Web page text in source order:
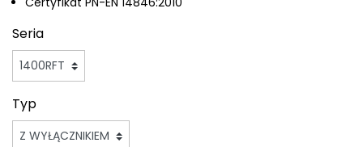
Seria
Typ